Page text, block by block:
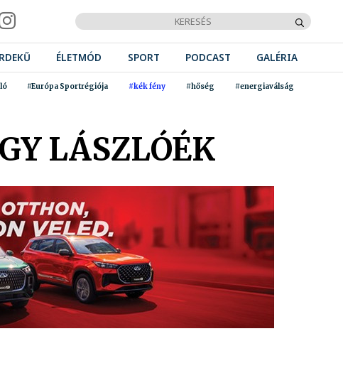
ÉLETMÓD SPORT PODCAST GALÉRIA
#Európa Sportrégiója #kék fény #hőség #energiaválság
LÁSZLÓÉK